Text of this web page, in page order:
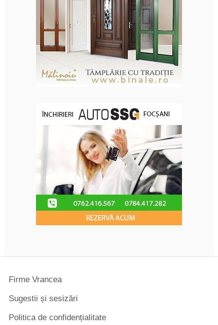
Firme Vrancea
Sugestii și sesizări
Politica de confidențialitate